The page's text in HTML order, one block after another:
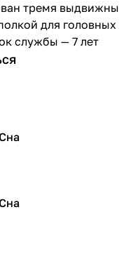
тремя
для головных
службы — 7 лет